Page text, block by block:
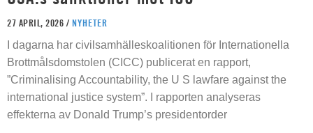
27 APRIL, 2026 / NYHETER
I dagarna har civilsamhälleskoalitionen för Internationella
Brottmålsdomstolen (CICC) publicerat en rapport,
”Criminalising Accountability, the U S lawfare against the
international justice system”. I rapporten analyseras
effekterna av Donald Trump’s presidentorder